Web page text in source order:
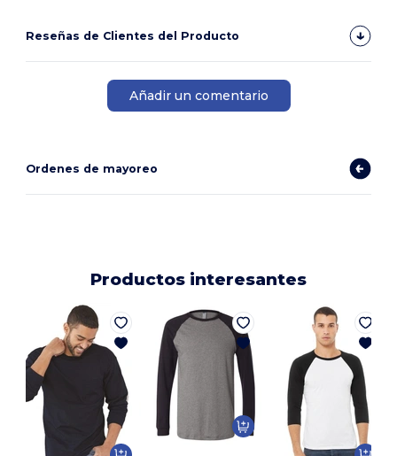
Reseñas de Clientes del Producto
Añadir un comentario
Ordenes de mayoreo
Productos interesantes